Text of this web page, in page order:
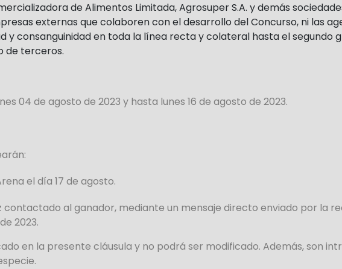
de Alimentos Limitada, Agrosuper S.A. y demás
externas que colaboren con el desarrollo del Concurso, ni las
y consanguinidad en toda la línea recta y colateral hasta el segundo
de terceros.
04 de agosto de 2023 y hasta lunes 16 de agosto de 2023.
el día 17 de agosto.
al ganador, mediante un mensaje directo enviado por la
2023.
en la presente cláusula y no podrá ser modificado. Además, son